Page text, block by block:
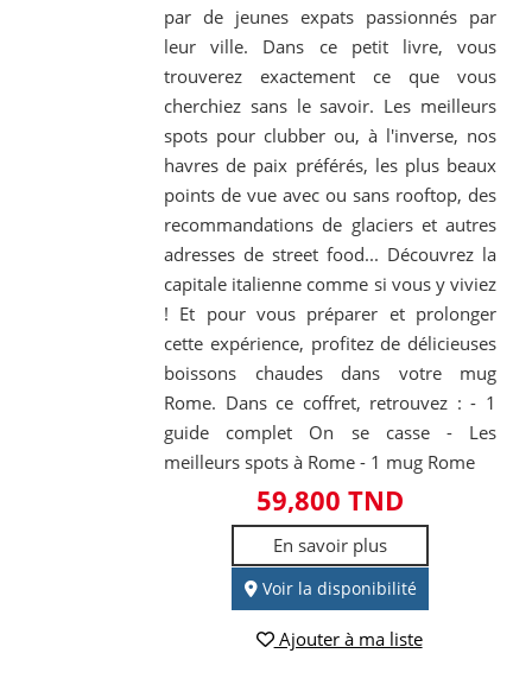
par de jeunes expats passionnés par
leur ville. Dans ce petit livre, vous
trouverez exactement ce que vous
cherchiez sans le savoir. Les meilleurs
spots pour clubber ou, à l'inverse, nos
havres de paix préférés, les plus beaux
points de vue avec ou sans rooftop, des
recommandations de glaciers et autres
adresses de street food... Découvrez la
capitale italienne comme si vous y viviez
! Et pour vous préparer et prolonger
cette expérience, profitez de délicieuses
boissons chaudes dans votre mug
Rome. Dans ce coffret, retrouvez : - 1
guide complet On se casse - Les
meilleurs spots à Rome - 1 mug Rome
59,800 TND
En savoir plus
Voir la disponibilité
Ajouter à ma liste